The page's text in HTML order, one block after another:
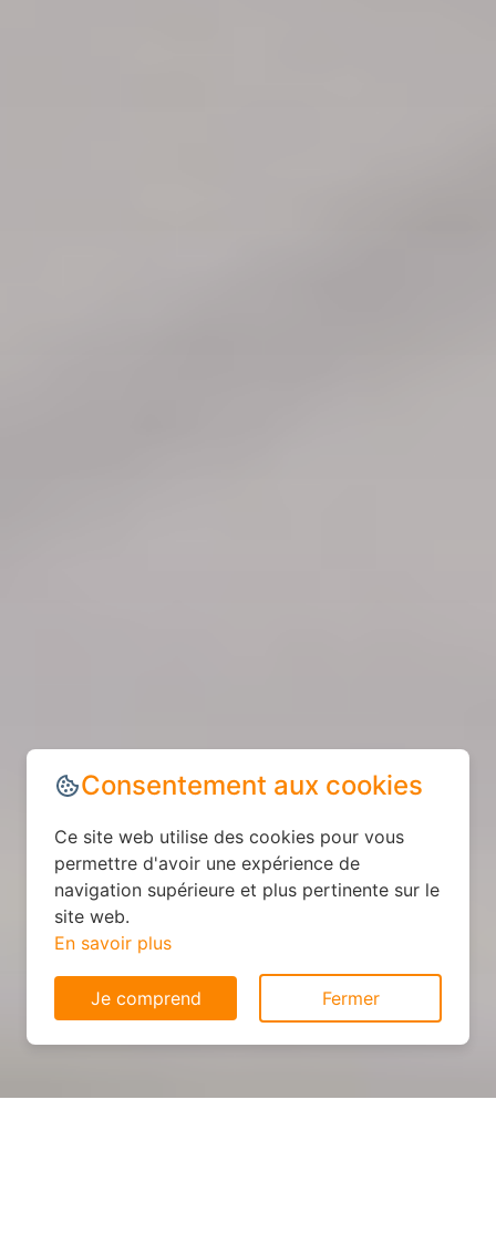
Consentement aux cookies
Ce site web utilise des cookies pour vous
permettre d'avoir une expérience de
navigation supérieure et plus pertinente sur le
site web.
En savoir plus
Je comprend Fermer